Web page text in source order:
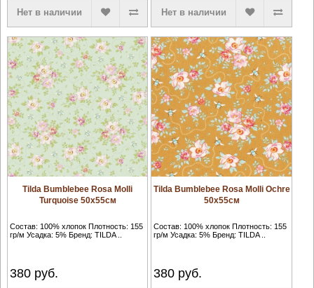
Нет в наличии Нет в наличии
Tilda Bumblebee Rosa Molli
Turquoise 50х55см
Состав: 100% хлопок Плотность: 155
гр/м Усадка: 5% Бренд: TILDA ..
380руб.
Tilda Bumblebee Rosa Molli Ochre
50х55см
Состав: 100% хлопок Плотность: 155
гр/м Усадка: 5% Бренд: TILDA ..
380 руб.